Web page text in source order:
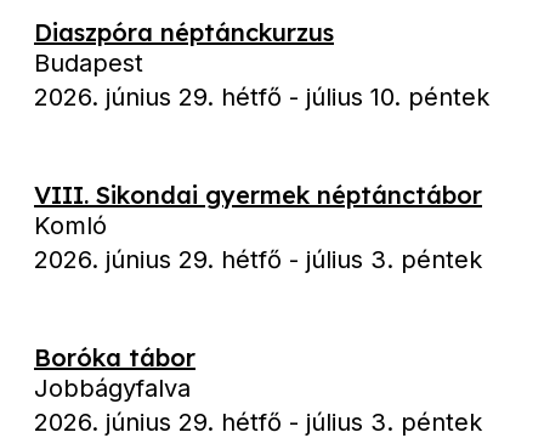
Diaszpóra néptánckurzus
Budapest
2026. június 29. hétfő - július 10. péntek
VIII. Sikondai gyermek néptánctábor
Komló
2026. június 29. hétfő - július 3. péntek
Boróka tábor
Jobbágyfalva
2026. június 29. hétfő - július 3. péntek